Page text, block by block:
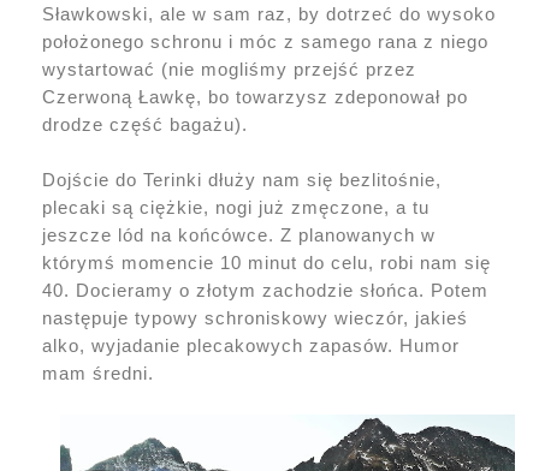
Sławkowski, ale w sam raz, by dotrzeć do wysoko
położonego schronu i móc z samego rana z niego
wystartować (nie mogliśmy przejść przez
Czerwoną Ławkę, bo towarzysz zdeponował po
drodze część bagażu).
Dojście do Terinki dłuży nam się bezlitośnie,
plecaki są ciężkie, nogi już zmęczone, a tu
jeszcze lód na końcówce. Z planowanych w
którymś momencie 10 minut do celu, robi nam się
40. Docieramy o złotym zachodzie słońca. Potem
następuje typowy schroniskowy wieczór, jakieś
alko, wyjadanie plecakowych zapasów. Humor
mam średni.